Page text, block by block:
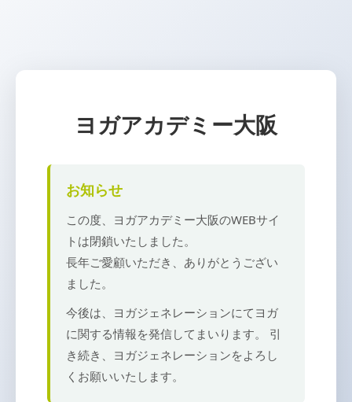
ヨガアカデミー大阪
お知らせ
この度、ヨガアカデミー大阪のWEBサイ
トは閉鎖いたしました。
長年ご愛顧いただき、ありがとうござい
ました。
今後は、ヨガジェネレーションにてヨガ
に関する情報を発信してまいります。 引
き続き、ヨガジェネレーションをよろし
くお願いいたします。